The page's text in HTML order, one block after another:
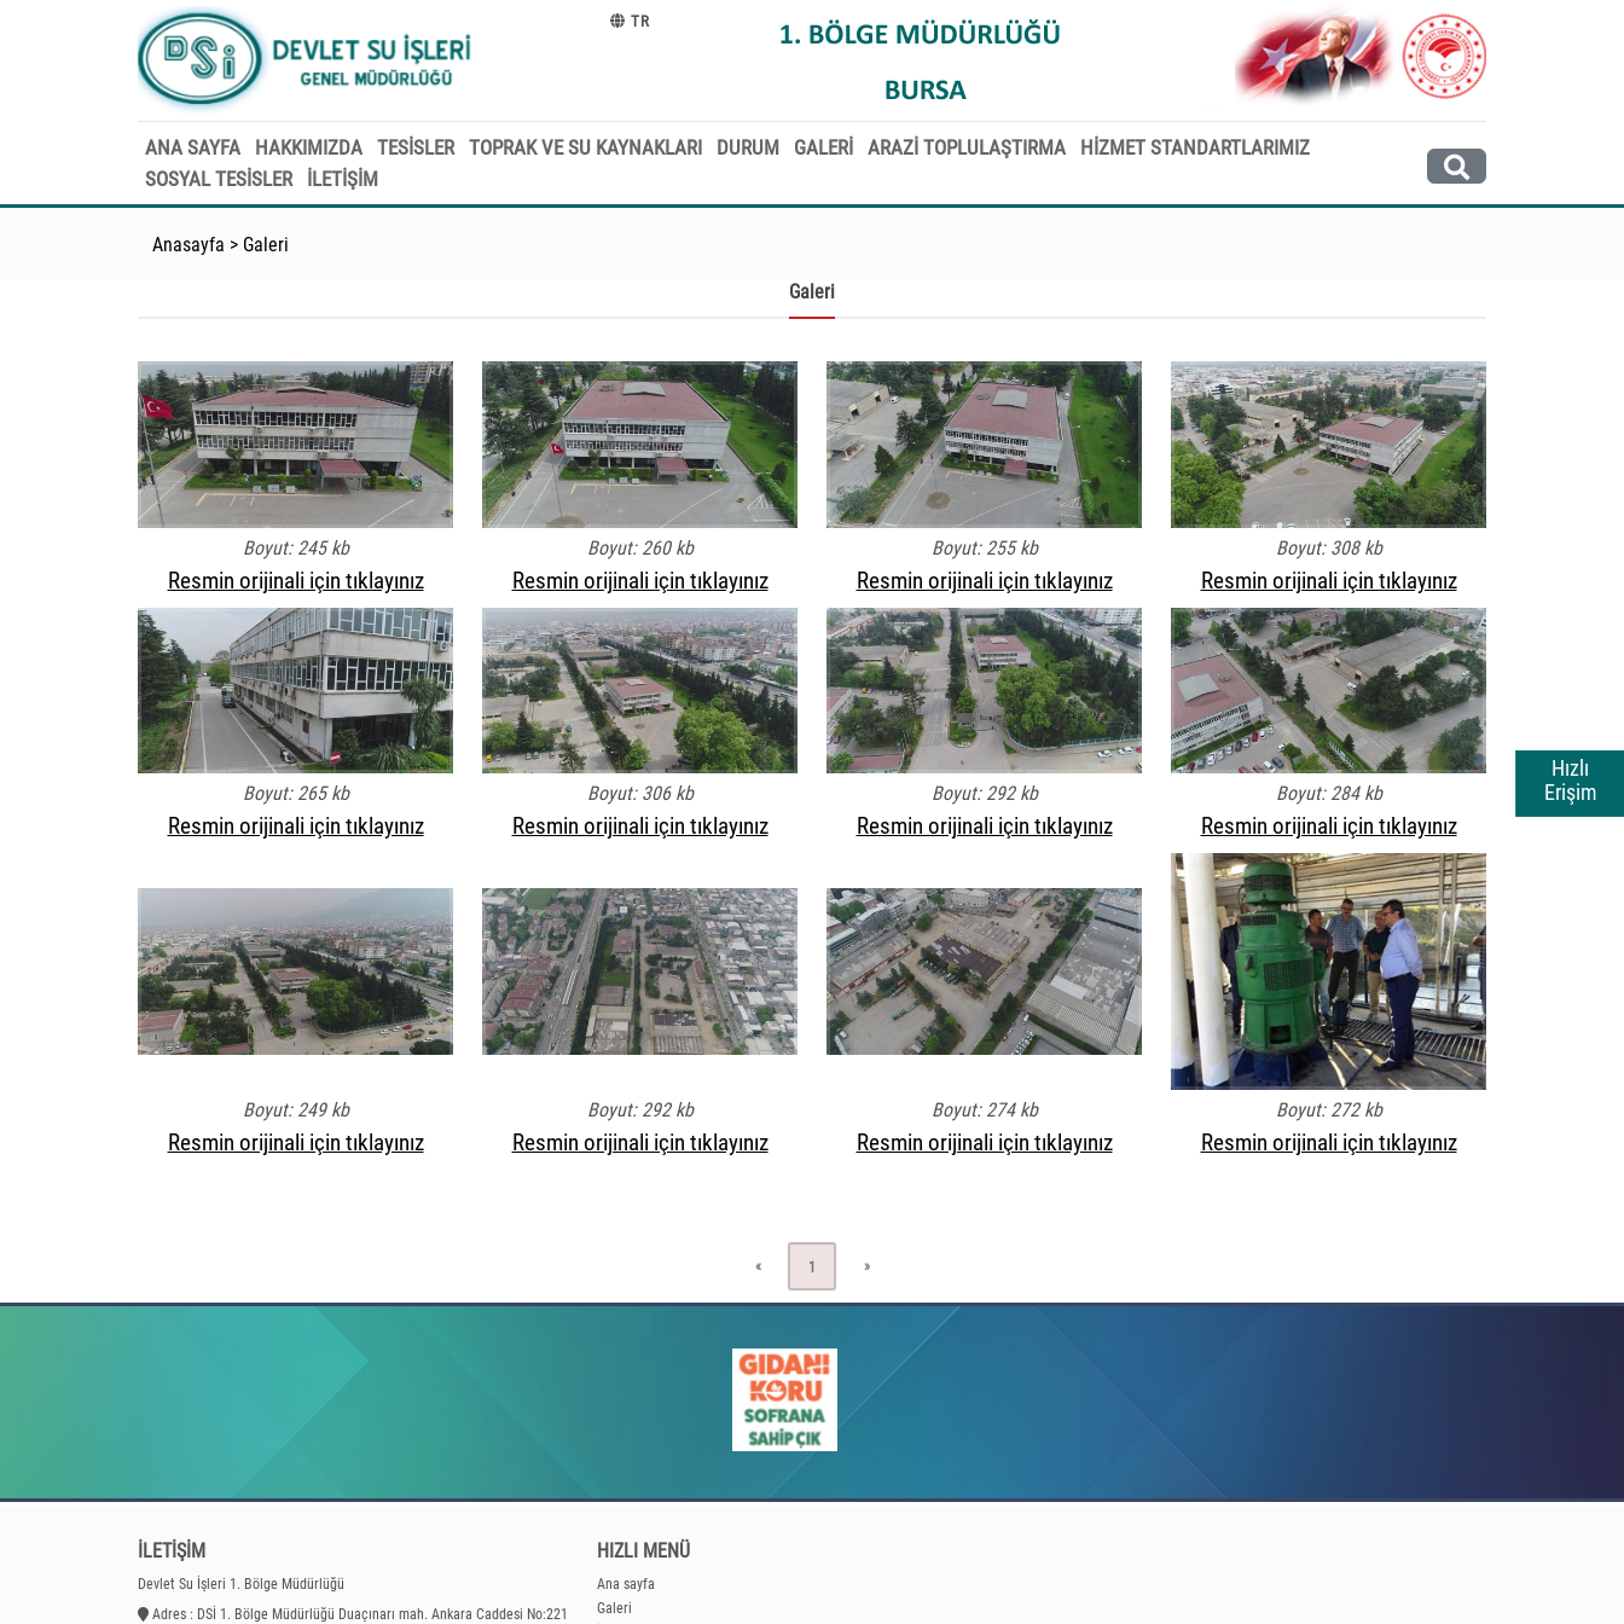
Hızlı
Erişim
TR
ANA SAYFA HAKKIMIZDA TESİSLER TOPRAK VE SU KAYNAKLARI DURUM GALERİ ARAZİ TOPLULAŞTIRMA
HİZMET STANDARTLARIMIZ
SOSYAL TESİSLER
İLETİŞİM
Anasayfa > Galeri
Galeri
Boyut: 245 kb
Resmin orijinali için tıklayınız
Boyut: 260 kb
Resmin orijinali için tıklayınız
Boyut: 255 kb
Resmin orijinali için tıklayınız
Boyut: 308 kb
Resmin orijinali için tıklayınız
Boyut: 265 kb
Resmin orijinali için tıklayınız
Boyut: 306 kb
Resmin orijinali için tıklayınız
Boyut: 292 kb
Resmin orijinali için tıklayınız
Boyut: 284 kb
Resmin orijinali için tıklayınız
Boyut: 249 kb
Resmin orijinali için tıklayınız
Boyut: 292 kb
Resmin orijinali için tıklayınız
Boyut: 274 kb
Resmin orijinali için tıklayınız
Boyut: 272 kb
Resmin orijinali için tıklayınız
« 1 »
İLETİŞİM
Devlet Su İşleri 1. Bölge Müdürlüğü
Adres : DSİ 1. Bölge Müdürlüğü Duaçınarı mah. Ankara Caddesi No:221
HIZLI MENÜ
Ana sayfa
Galeri